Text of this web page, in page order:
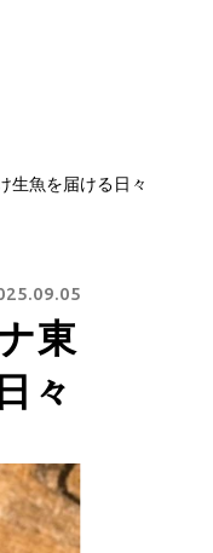
生魚を届ける日々
東
々